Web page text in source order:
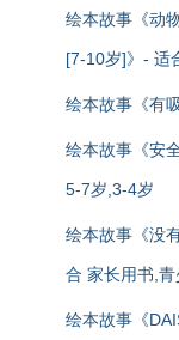
绘本故事《动
[7-10岁]》- 适
绘本故事《有
绘本故事《安
5-7岁,3-4岁
绘本故事《没
合 家长用书,青
绘本故事《